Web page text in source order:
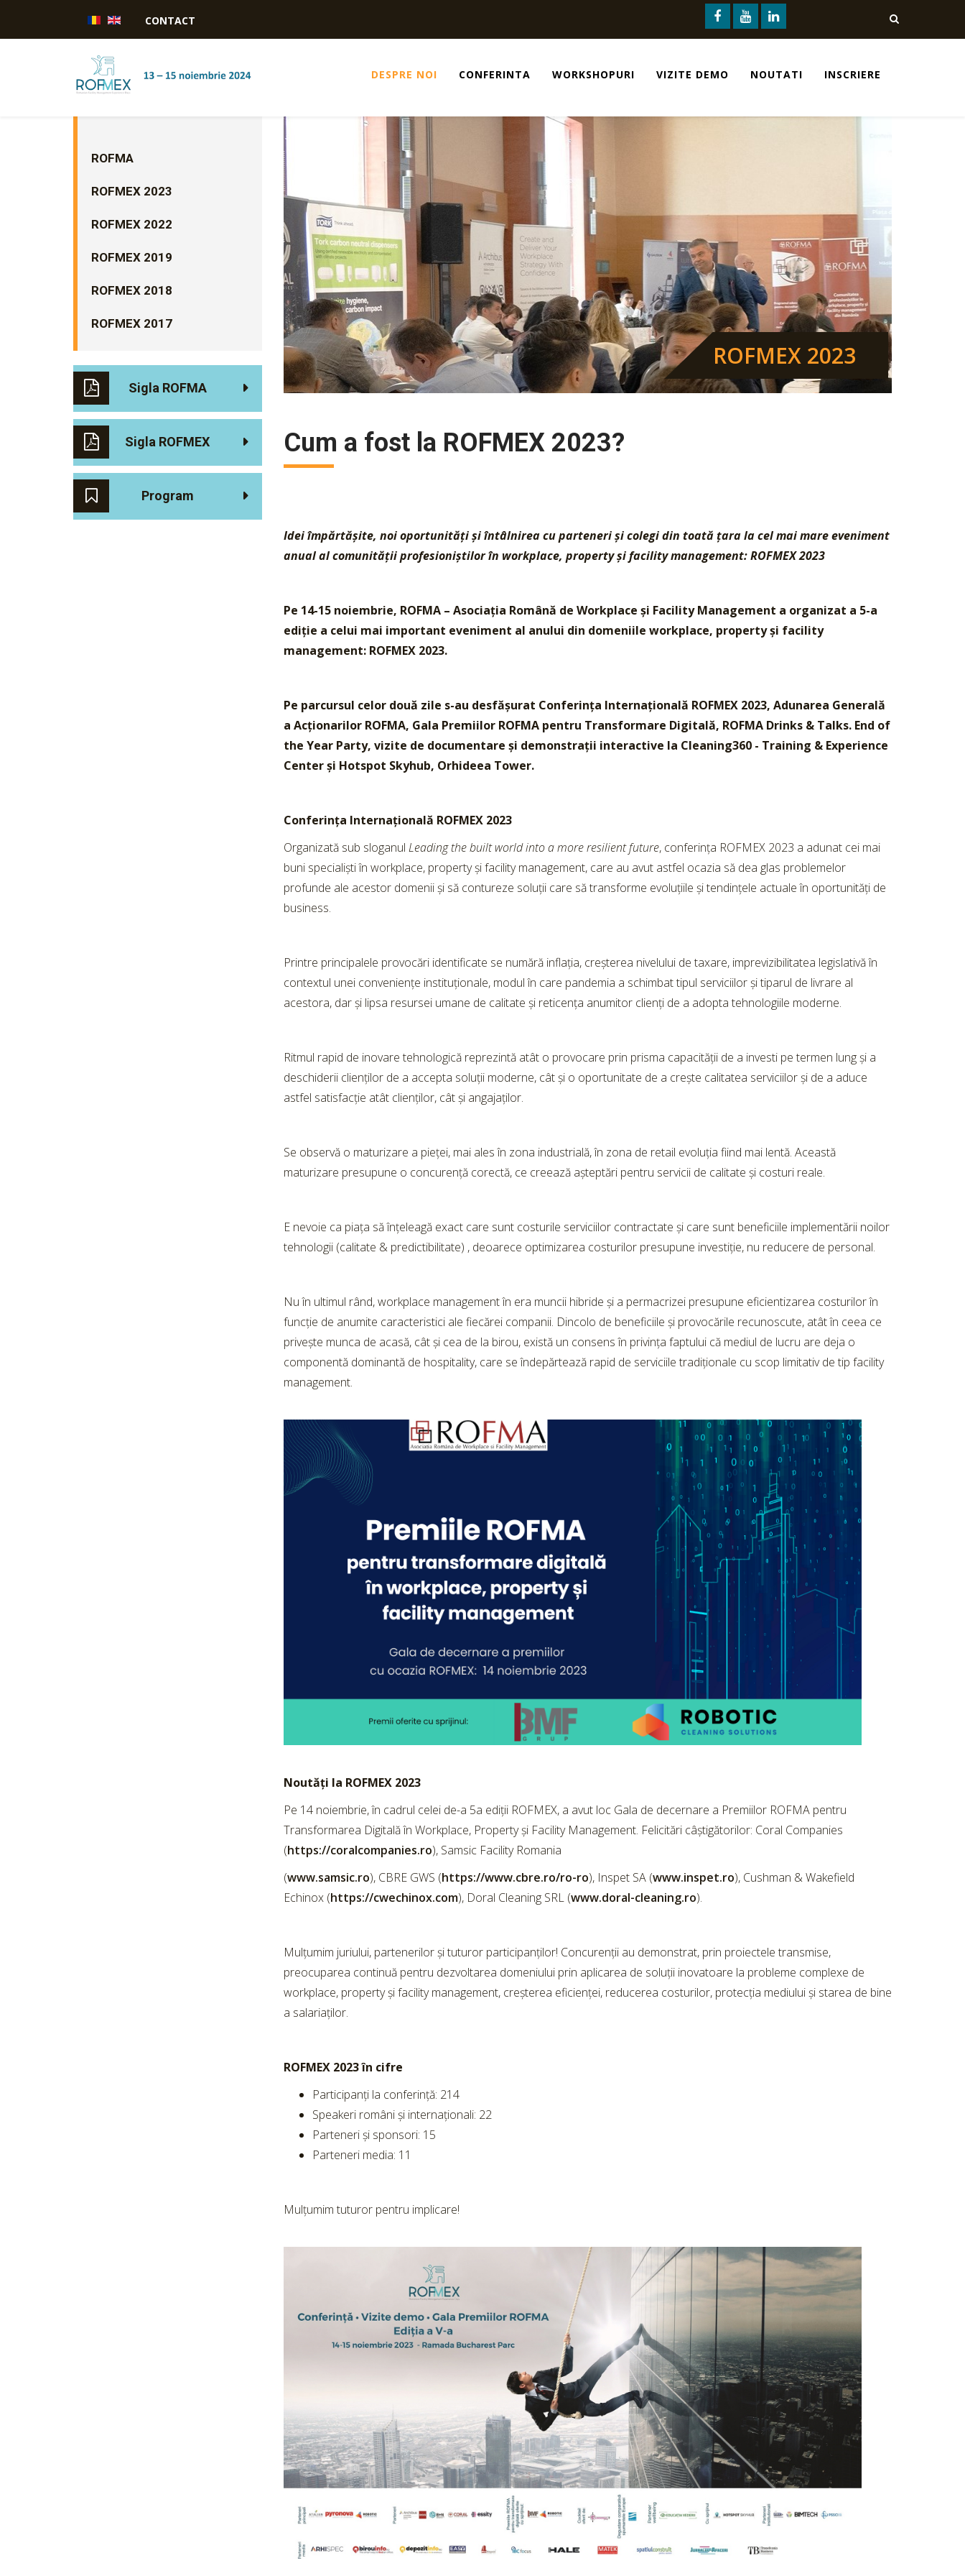
CONTACT
DESPRE NOI CONFERINTA WORKSHOPURI VIZITE DEMO NOUTATI INSCRIERE
ROFMA
ROFMEX 2023
ROFMEX 2022
ROFMEX 2019
ROFMEX 2018
ROFMEX 2017
Sigla ROFMA
Sigla ROFMEX
Program
ROFMEX 2023
Cum a fost la ROFMEX 2023?
Idei împărtășite, noi oportunități și întâlnirea cu parteneri și colegi din toată țara la cel mai mare eveniment
anual al comunității profesioniștilor în workplace, property și facility management: ROFMEX 2023
Pe 14-15 noiembrie, ROFMA – Asociația Română de Workplace și Facility Management a organizat a 5-a
ediție a celui mai important eveniment al anului din domeniile workplace, property și facility
management: ROFMEX 2023.
Pe parcursul celor două zile s-au desfășurat Conferința Internațională ROFMEX 2023, Adunarea Generală
a Acționarilor ROFMA, Gala Premiilor ROFMA pentru Transformare Digitală, ROFMA Drinks & Talks. End of
the Year Party, vizite de documentare și demonstrații interactive la Cleaning360 - Training & Experience
Center și Hotspot Skyhub, Orhideea Tower.
Conferința Internațională ROFMEX 2023
Organizată sub sloganul Leading the built world into a more resilient future, conferința ROFMEX 2023 a adunat cei mai
buni specialiști în workplace, property și facility management, care au avut astfel ocazia să dea glas problemelor
profunde ale acestor domenii și să contureze soluții care să transforme evoluțiile și tendințele actuale în oportunități de
business.
Printre principalele provocări identificate se numără inflația, creșterea nivelului de taxare, imprevizibilitatea legislativă în
contextul unei conveniențe instituționale, modul în care pandemia a schimbat tipul serviciilor și tiparul de livrare al
acestora, dar și lipsa resursei umane de calitate și reticența anumitor clienți de a adopta tehnologiile moderne.
Ritmul rapid de inovare tehnologică reprezintă atât o provocare prin prisma capacității de a investi pe termen lung și a
deschiderii clienților de a accepta soluții moderne, cât și o oportunitate de a crește calitatea serviciilor și de a aduce
astfel satisfacție atât clienților, cât și angajaților.
Se observă o maturizare a pieței, mai ales în zona industrială, în zona de retail evoluția fiind mai lentă. Această
maturizare presupune o concurență corectă, ce creează așteptări pentru servicii de calitate și costuri reale.
E nevoie ca piața să înțeleagă exact care sunt costurile serviciilor contractate și care sunt beneficiile implementării noilor
tehnologii (calitate & predictibilitate) , deoarece optimizarea costurilor presupune investiție, nu reducere de personal.
Nu în ultimul rând, workplace management în era muncii hibride și a permacrizei presupune eficientizarea costurilor în
funcție de anumite caracteristici ale fiecărei companii. Dincolo de beneficiile și provocările recunoscute, atât în ceea ce
privește munca de acasă, cât și cea de la birou, există un consens în privința faptului că mediul de lucru are deja o
componentă dominantă de hospitality, care se îndepărtează rapid de serviciile tradiționale cu scop limitativ de tip facility
management.
Noutăți la ROFMEX 2023
Pe 14 noiembrie, în cadrul celei de-a 5a ediții ROFMEX, a avut loc Gala de decernare a Premiilor ROFMA pentru
Transformarea Digitală în Workplace, Property și Facility Management. Felicitări câștigătorilor: Coral Companies
(https://coralcompanies.ro), Samsic Facility Romania
(www.samsic.ro), CBRE GWS (https://www.cbre.ro/ro-ro), Inspet SA (www.inspet.ro), Cushman & Wakefield
Echinox (https://cwechinox.com), Doral Cleaning SRL (www.doral-cleaning.ro).
Mulțumim juriului, partenerilor și tuturor participanților! Concurenții au demonstrat, prin proiectele transmise,
preocuparea continuă pentru dezvoltarea domeniului prin aplicarea de soluții inovatoare la probleme complexe de
workplace, property și facility management, creșterea eficienței, reducerea costurilor, protecția mediului și starea de bine
a salariaților.
ROFMEX 2023 în cifre
Participanți la conferință: 214
Speakeri români și internaționali: 22
Parteneri și sponsori: 15
Parteneri media: 11
Mulțumim tuturor pentru implicare!